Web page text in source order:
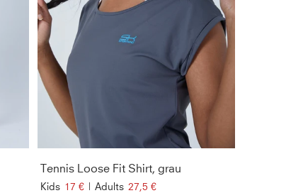
Tennis Loose Fit Shirt, grau
Kids 17 € | Adults 27,5 €